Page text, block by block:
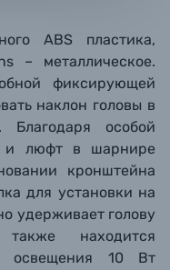
ABS пластика,
– металлическое.
фиксирующей
наклон головы в
особой
и люфт в шарнире
кронштейна
для установки на
удерживает голову
находится
освещения 10 Вт